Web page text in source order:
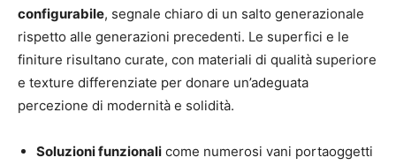
configurabile, segnale chiaro di un salto generazionale
rispetto alle generazioni precedenti. Le superfici e le
finiture risultano curate, con materiali di qualità superiore
e texture differenziate per donare un’adeguata
percezione di modernità e solidità.
Soluzioni funzionali come numerosi vani portaoggetti